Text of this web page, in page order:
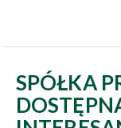
SPÓŁKA